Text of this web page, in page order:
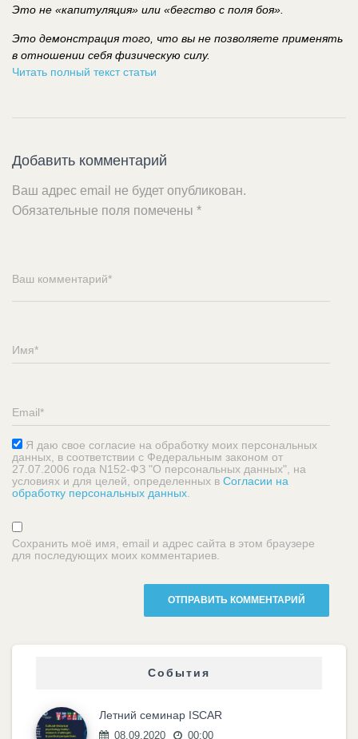
Это не «капитуляция» или «бегство с поля боя».
Это демонстрация того, что вы не позволяете применять
в отношении себя физическую силу.
Читать полный текст статьи
Добавить комментарий
Ваш адрес email не будет опубликован.
Обязательные поля помечены *
Я даю свое согласие на обработку моих персональных
данных, в соответствии с Федеральным законом от
27.07.2006 года N152-ФЗ "О персональных данных", на
условиях и для целей, определенных в Согласии на
обработку персональных данных.
Сохранить моё имя, email и адрес сайта в этом браузере
для последующих моих комментариев.
События
Летний семинар ISCAR
08.09.2020 00:00